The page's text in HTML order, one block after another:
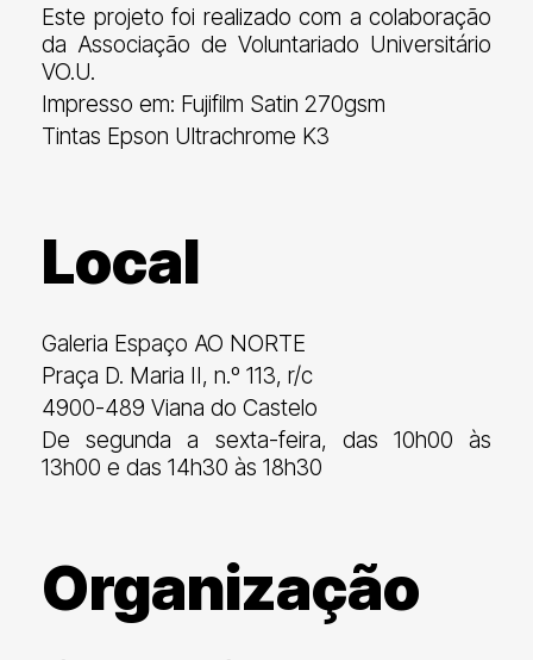
Este projeto foi realizado com a colaboração
da Associação de Voluntariado Universitário
VO.U.
Impresso em: Fujifilm Satin 270gsm
Tintas Epson Ultrachrome K3
Local
Galeria Espaço AO NORTE
Praça D. Maria II, n.º 113, r/c
4900-489 Viana do Castelo
De segunda a sexta-feira, das 10h00 às
13h00 e das 14h30 às 18h30
Organização